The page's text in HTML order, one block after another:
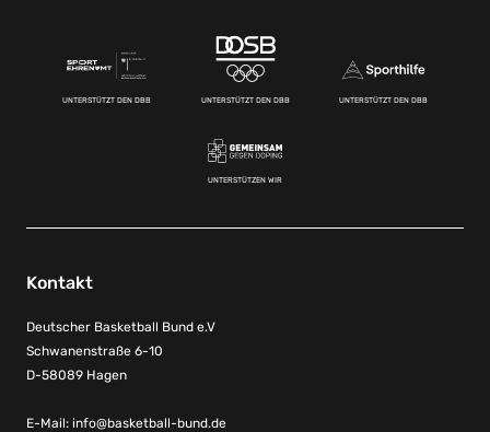
UNTERSTÜTZT DEN DBB UNTERSTÜTZT DEN DBB UNTERSTÜTZT DEN DBB
UNTERSTÜTZEN WIR
Kontakt
Deutscher Basketball Bund e.V
Schwanenstraße 6-10
D-58089 Hagen
E-Mail: info@basketball-bund.de